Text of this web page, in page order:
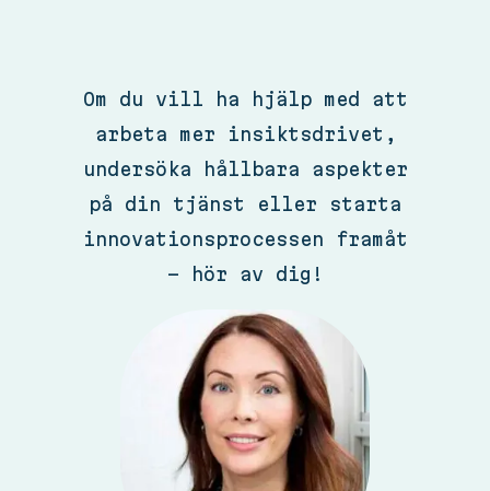
Om du vill ha hjälp med att
arbeta mer insiktsdrivet,
undersöka hållbara aspekter
på din tjänst eller starta
innovationsprocessen framåt
– hör av dig!